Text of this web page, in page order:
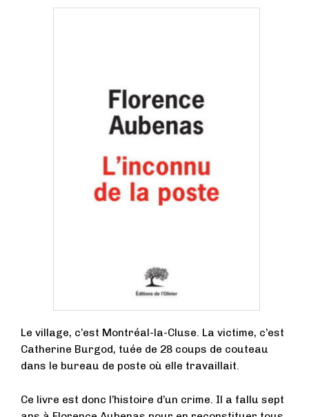
Le village, c’est Montréal-la-Cluse. La victime, c’est
Catherine Burgod, tuée de 28 coups de couteau
dans le bureau de poste où elle travaillait.
Ce livre est donc l’histoire d’un crime. Il a fallu sept